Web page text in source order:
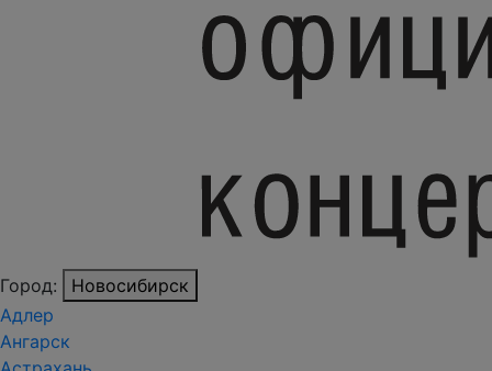
Город:
Новосибирск
Адлер
Ангарск